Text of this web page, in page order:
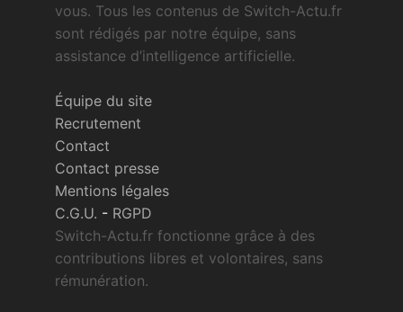
vous. Tous les contenus de Switch-Actu.fr
sont rédigés par notre équipe, sans
assistance d’intelligence artificielle.
Équipe du site
Recrutement
Contact
Contact presse
Mentions légales
C.G.U. - RGPD
Switch-Actu.fr fonctionne grâce à des
contributions libres et volontaires, sans
rémunération.